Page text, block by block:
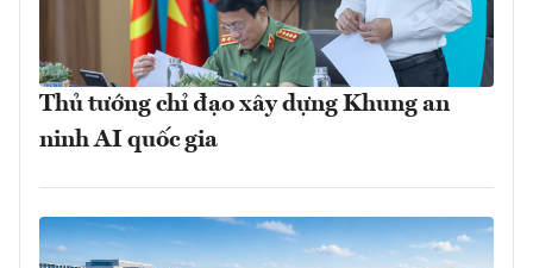
Thủ tướng chỉ đạo xây dựng Khung an
ninh AI quốc gia